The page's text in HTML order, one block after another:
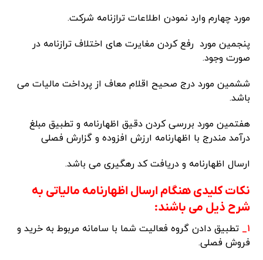
مورد چهارم وارد نمودن اطلاعات ترازنامه شرکت.
پنجمین مورد رفع کردن مغایرت های اختلاف ترازنامه در
صورت وجود.
ششمین مورد درج صحیح اقلام معاف از پرداخت مالیات می
باشد.
هفتمین مورد بررسی کردن دقیق اظهارنامه و تطبیق مبلغ
درآمد مندرج با اظهارنامه ارزش افزوده و گزارش فصلی
ارسال اظهارنامه و دریافت کد رهگیری می باشد.
نکات کلیدی هنگام ارسال اظهارنامه مالیاتی به
شرح ذیل می باشند:
۱_
تطبیق دادن گروه فعالیت شما با سامانه مربوط به خرید و
فروش فصلی.